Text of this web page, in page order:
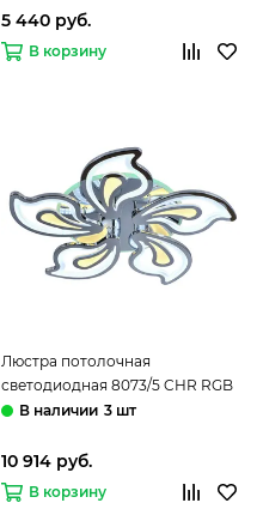
5 440 руб.
В корзину
Люстра потолочная
светодиодная 8073/5 CHR RGB
хром Profit Light
3 шт
10 914 руб.
В корзину